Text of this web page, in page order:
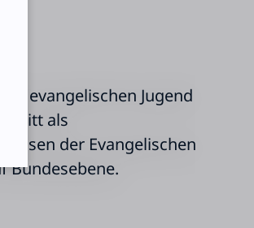
evangelischen Jugend
als
der Evangelischen
Bundesebene.